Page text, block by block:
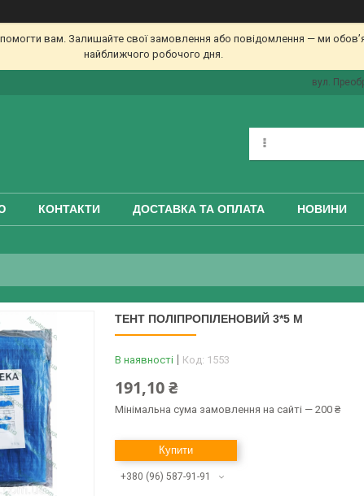
вам. Залишайте свої замовлення або повідомлення — ми
найближчого робочого дня.
вул.
КОНТАКТИ ДОСТАВКА ТА ОПЛАТА НОВИНИ
ТЕНТ ПОЛІПРОПІЛЕНОВИЙ 3*5 М
В наявності Код: 1553
191,10 ₴
Мінімальна сума замовлення на сайті — 200 ₴
Купити
+380 (96) 587-91-91